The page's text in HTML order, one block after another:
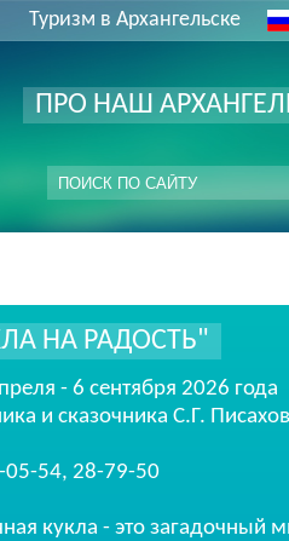
Туризм в Архангельске
ПРО НАШ
НА РАДОСТЬ"
- 6 сентября 2026 года
и сказочника С.Г.
05-54, 28-79-50
кукла - это загадочный